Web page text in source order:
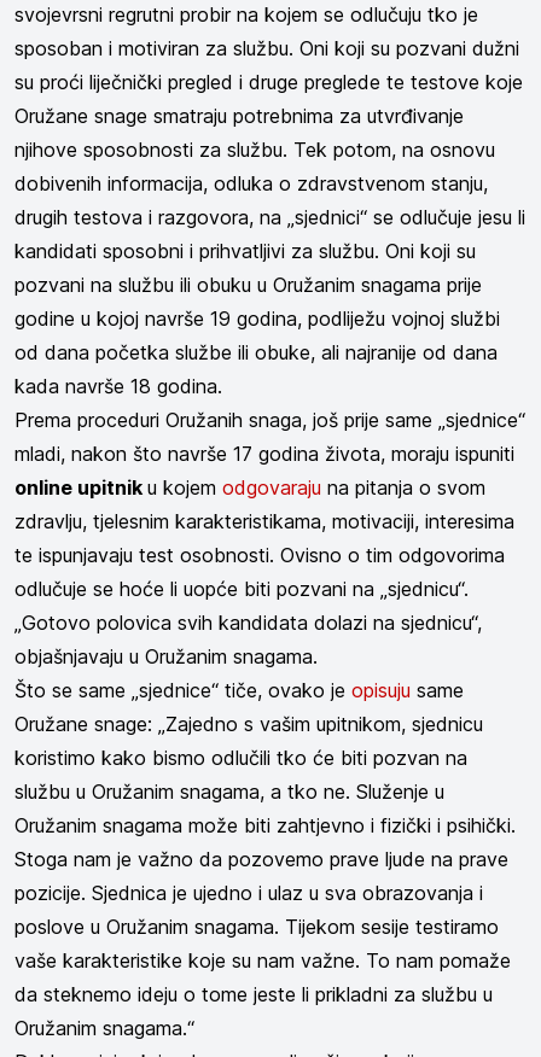
svojevrsni regrutni probir na kojem se odlučuju tko je
sposoban i motiviran za službu. Oni koji su pozvani dužni
su proći liječnički pregled i druge preglede te testove koje
Oružane snage smatraju potrebnima za utvrđivanje
njihove sposobnosti za službu. Tek potom, na osnovu
dobivenih informacija, odluka o zdravstvenom stanju,
drugih testova i razgovora, na „sjednici“ se odlučuje jesu li
kandidati sposobni i prihvatljivi za službu. Oni koji su
pozvani na službu ili obuku u Oružanim snagama prije
godine u kojoj navrše 19 godina, podliježu vojnoj službi
od dana početka službe ili obuke, ali najranije od dana
kada navrše 18 godina.
Prema proceduri Oružanih snaga, još prije same „sjednice“
mladi, nakon što navrše 17 godina života, moraju ispuniti
online upitnik u kojem odgovaraju na pitanja o svom
zdravlju, tjelesnim karakteristikama, motivaciji, interesima
te ispunjavaju test osobnosti. Ovisno o tim odgovorima
odlučuje se hoće li uopće biti pozvani na „sjednicu“.
„Gotovo polovica svih kandidata dolazi na sjednicu“,
objašnjavaju u Oružanim snagama.
Što se same „sjednice“ tiče, ovako je opisuju same
Oružane snage: „Zajedno s vašim upitnikom, sjednicu
koristimo kako bismo odlučili tko će biti pozvan na
službu u Oružanim snagama, a tko ne. Služenje u
Oružanim snagama može biti zahtjevno i fizički i psihički.
Stoga nam je važno da pozovemo prave ljude na prave
pozicije. Sjednica je ujedno i ulaz u sva obrazovanja i
poslove u Oružanim snagama. Tijekom sesije testiramo
vaše karakteristike koje su nam važne. To nam pomaže
da steknemo ideju o tome jeste li prikladni za službu u
Oružanim snagama.“